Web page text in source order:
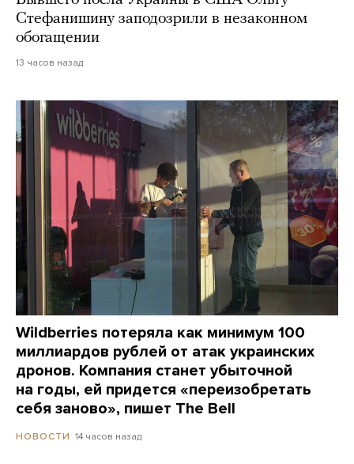
Стефанишину заподозрили в незаконном
обогащении
13 часов назад
Wildberries потеряла как минимум 100
миллиардов рублей от атак украинских
дронов. Компания станет убыточной
на годы, ей придется «переизобретать
себя заново», пишет The Bell
НОВОСТИ 14 часов назад